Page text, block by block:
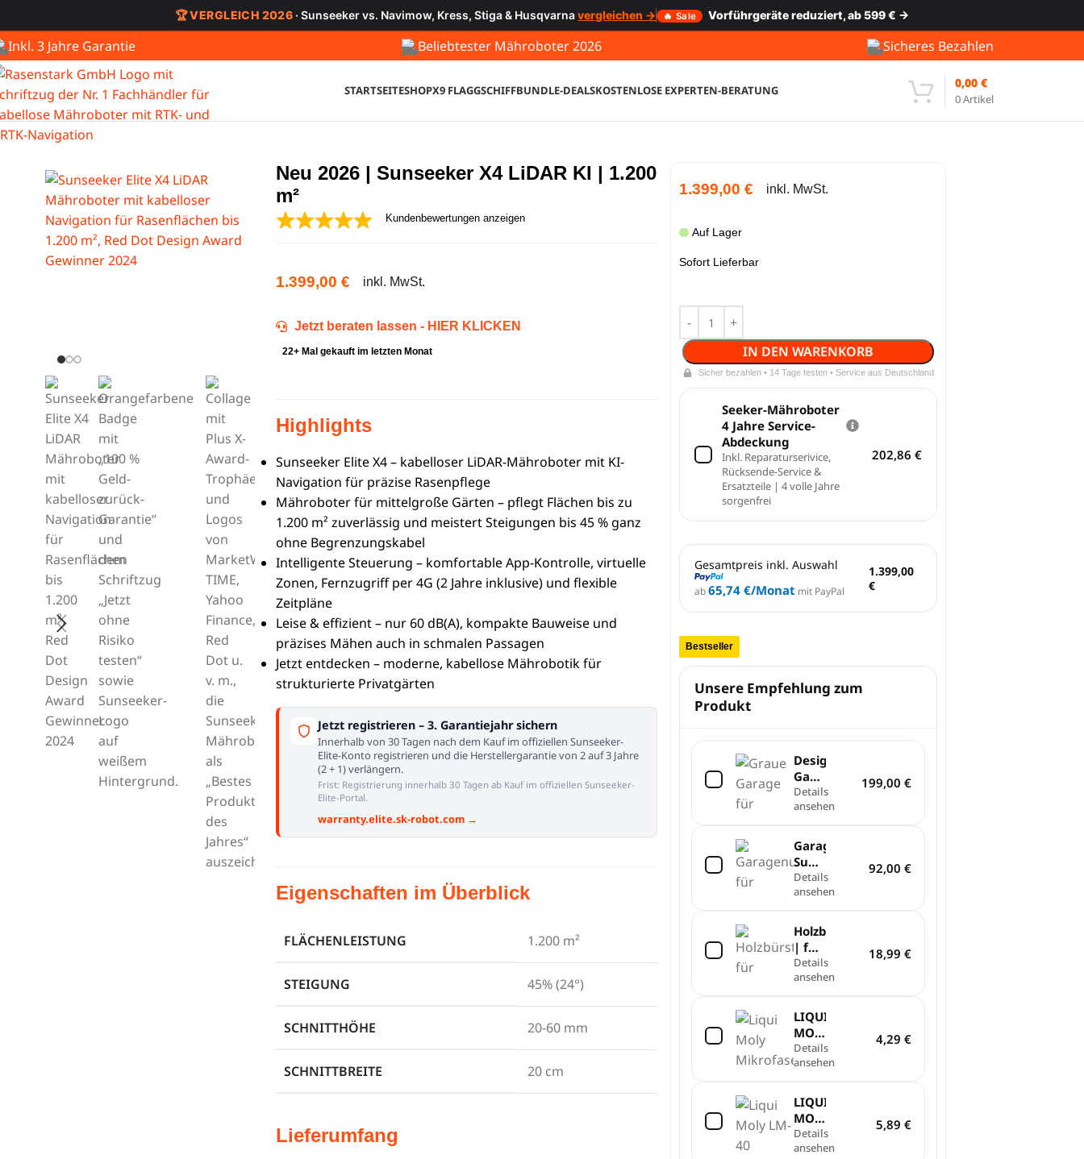
🏆 VERGLEICH 2026 · Sunseeker vs. Navimow, Kress, Stiga & Husqvarnavergleichen → 🔥 Sale Vorführgeräte reduziert, ab 599 € →
Inkl. 3 Jahre Garantie Beliebtester Mähroboter 2026 Sicheres Bezahlen
STARTSEITESHOPX9 FLAGGSCHIFFBUNDLE-DEALSKOSTENLOSE EXPERTEN-BERATUNG
0Artikel
0,00 €
Neu 2026 | Sunseeker X4 LiDAR KI | 1.200
m²
Kundenbewertungen anzeigen
1.399,00 € inkl. MwSt.
Jetzt beraten lassen - HIER KLICKEN
22+ Mal gekauft im letzten Monat
Highlights
Sunseeker Elite X4 – kabelloser LiDAR-Mähroboter mit KI-
Navigation für präzise Rasenpflege
Mähroboter für mittelgroße Gärten – pflegt Flächen bis zu
1.200 m² zuverlässig und meistert Steigungen bis 45 % ganz
ohne Begrenzungskabel
Intelligente Steuerung – komfortable App-Kontrolle, virtuelle
Zonen, Fernzugriff per 4G (2 Jahre inklusive) und flexible
Zeitpläne
Leise & effizient – nur 60 dB(A), kompakte Bauweise und
präzises Mähen auch in schmalen Passagen
Jetzt entdecken – moderne, kabellose Mährobotik für
strukturierte Privatgärten
Jetzt registrieren – 3. Garantiejahr sichern
Innerhalb von 30 Tagen nach dem Kauf im offiziellen Sunseeker-
Elite-Konto registrieren und die Herstellergarantie von 2 auf 3 Jahre
(2 + 1) verlängern.
Frist: Registrierung innerhalb 30 Tagen ab Kauf im offiziellen Sunseeker-
Elite-Portal.
warranty.elite.sk-robot.com →
Eigenschaften im Überblick
FLÄCHENLEISTUNG 1.200 m²
STEIGUNG 45% (24°)
SCHNITTHÖHE 20-60 mm
SCHNITTBREITE 20 cm
Lieferumfang
Bestseller
1.399,00€ inkl. MwSt.
Auf Lager
Sofort Lieferbar
Gesamtpreis inkl. Auswahl
ab65,74 €/Monat mit PayPal
1.399,00
€
Seeker-Mähroboter
4 Jahre Service-
Abdeckung
Inkl. Reparaturserivice,
Rücksende-Service &
Ersatzteile | 4 volle Jahre
sorgenfrei
202,86€
IN DEN WARENKORB
Sicher bezahlen • 14 Tage testen • Service aus Deutschland
Unsere Empfehlung zum
Produkt
Design
Garage
für
Sunseeker
X3
und
X3
Plus
Details
ansehen
199,00€
Garagenunterlage
Sunseeker
Mähroboter
Details
ansehen
92,00€
Holzbürstenset
| für
Mähroboter
Details
ansehen
18,99€
LIQUI
MOLLY
|
Microfasertuch
Details
ansehen
4,29€
LIQUI
MOLY
| LM
40
Details
ansehen
5,89€